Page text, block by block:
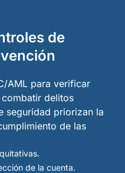
de
AML para verificar
delitos
seguridad priorizan la
de las
de la cuenta.